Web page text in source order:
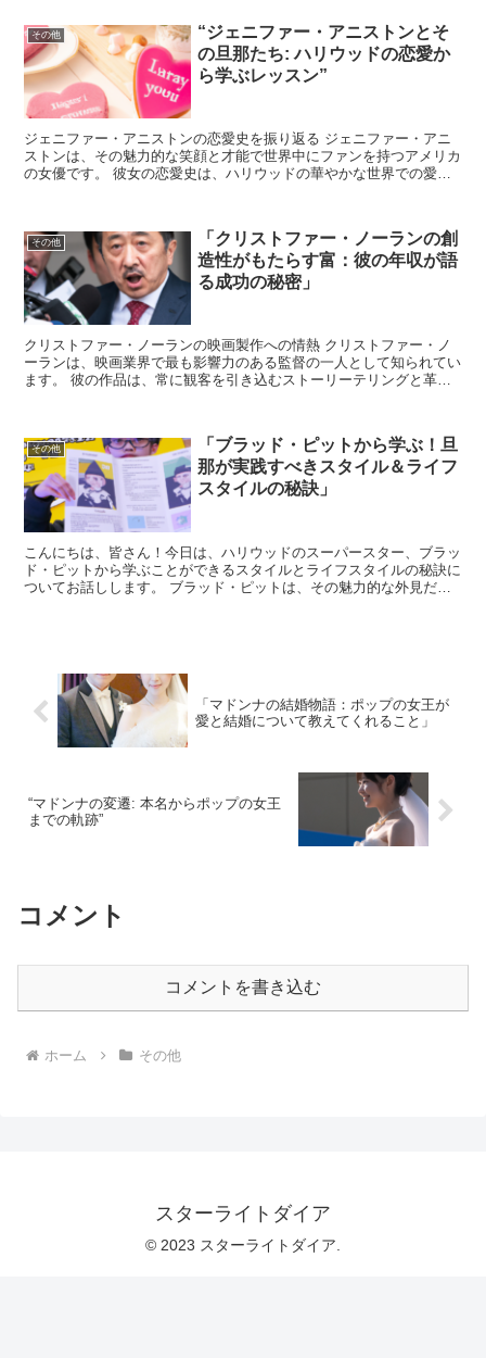
その他
“ジェニファー・アニストンとそ
の旦那たち: ハリウッドの恋愛か
ら学ぶレッスン”
ジェニファー・アニストンの恋愛史を振り返る ジェニファー・アニ
ストンは、その魅力的な笑顔と才能で世界中にファンを持つアメリカ
の女優です。 彼女の恋愛史は、ハリウッドの華やかな世界での愛と
その他
「クリストファー・ノーランの創
造性がもたらす富：彼の年収が語
る成功の秘密」
クリストファー・ノーランの映画製作への情熱 クリストファー・ノ
ーランは、映画業界で最も影響力のある監督の一人として知られてい
ます。 彼の作品は、常に観客を引き込むストーリーテリングと革新
その他
「ブラッド・ピットから学ぶ！旦
那が実践すべきスタイル＆ライフ
スタイルの秘訣」
こんにちは、皆さん！今日は、ハリウッドのスーパースター、ブラッ
ド・ピットから学ぶことができるスタイルとライフスタイルの秘訣に
ついてお話しします。 ブラッド・ピットは、その魅力的な外見だけ
「マドンナの結婚物語：ポップの女王が
愛と結婚について教えてくれること」
“マドンナの変遷: 本名からポップの女王
までの軌跡”
コメント
コメントを書き込む
ホーム その他
スターライトダイア
© 2023 スターライトダイア.